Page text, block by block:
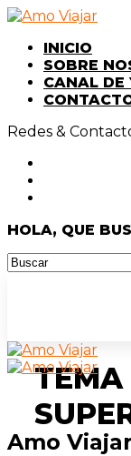
INICIO
SOBRE
CANAL DE
Redes &
HOLA, QUE
Amo Viajar